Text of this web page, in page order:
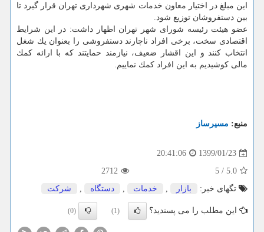
این مبلغ در اختیار معاون خدمات شهری شهرداری تهران قرار گیرد تا
بین دستفروشان توزیع شود.
عضو هیئت رئیسه شورای شهر تهران اظهار داشت: در این شرایط
اقتصادی سخت، برخی افراد ناچارند دستفروشی را بعنوان یك شغل
انتخاب كنند و این اقشار ضعیف، نیازمند حمایتند كه با ارائه كمك
مالی كوشیدیم به این افراد كمك نماییم.
منبع: مسیرساز
1399/01/23
20:41:06
5.0
/
5
2712
تگهای خبر:
بازار , خدمات , دستگاه , شركت
این مطلب را می پسندید؟ (1)
(0)